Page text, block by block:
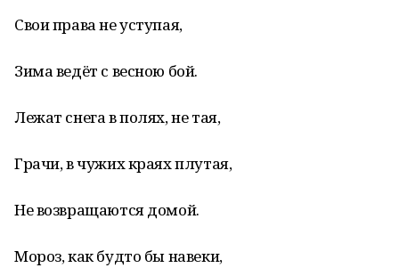
Свои права не уступая,
Зима ведёт с весною бой.
Лежат снега в полях, не тая,
Грачи, в чужих краях плутая,
Не возвращаются домой.
Мороз, как будто бы навеки,